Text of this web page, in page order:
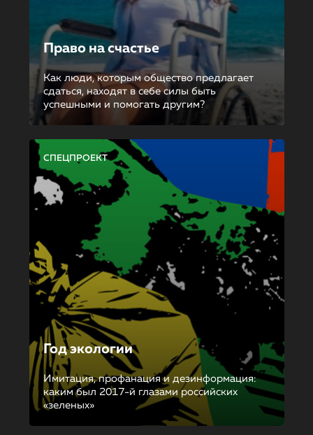
Право на счастье
Как люди, которым общество предлагает
сдаться, находят в себе силы быть
успешными и помогать другим?
СПЕЦПРОЕКТ
Год экологии
Имитация, профанация и дезинформация:
каким был 2017-й глазами российских
«зеленых»